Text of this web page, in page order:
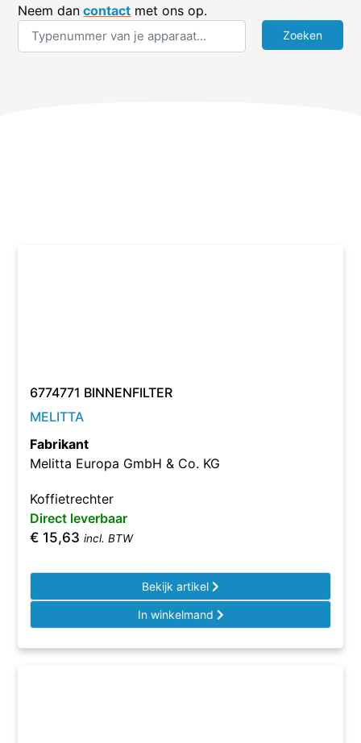
Neem dan contact met ons op.
6774771 BINNENFILTER
MELITTA
Fabrikant
Melitta Europa GmbH & Co. KG
Koffietrechter
Direct leverbaar
€ 15,63 incl. BTW
Bekijk artikel
In winkelmand